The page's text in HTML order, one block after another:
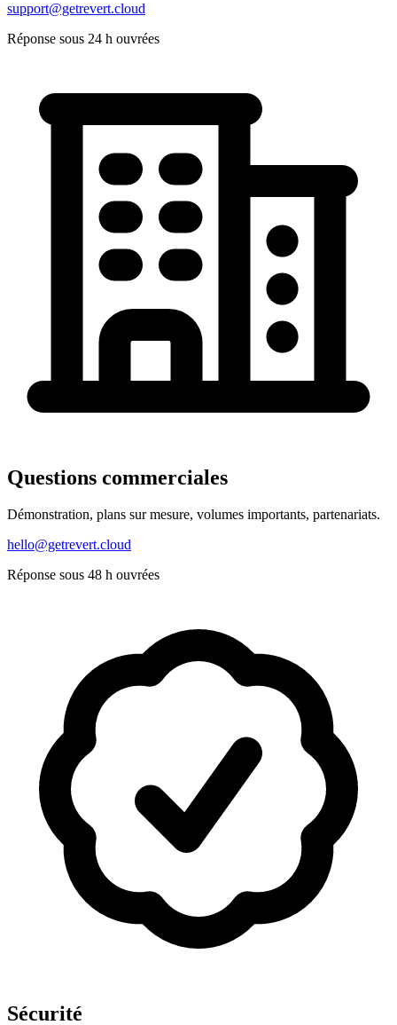
support@getrevert.cloud
Réponse sous 24 h ouvrées
Questions commerciales
Démonstration, plans sur mesure, volumes importants, partenariats.
hello@getrevert.cloud
Réponse sous 48 h ouvrées
Sécurité